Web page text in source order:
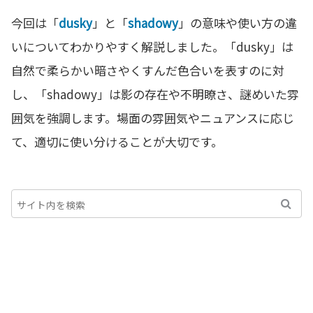
今回は「dusky」と「shadowy」の意味や使い方の違
いについてわかりやすく解説しました。「dusky」は
自然で柔らかい暗さやくすんだ色合いを表すのに対
し、「shadowy」は影の存在や不明瞭さ、謎めいた雰
囲気を強調します。場面の雰囲気やニュアンスに応じ
て、適切に使い分けることが大切です。